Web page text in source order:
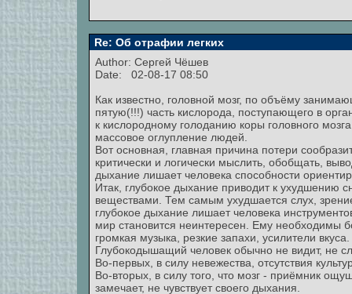
Re: Об отрафии легких
Author: Сергей Чёшев
Date: 02-08-17 08:50
Как известно, головной мозг, по объёму
пятую(!!!) часть кислорода, поступающего в
к кислородному голоданию коры головного
массовое оглупление людей.
Вот основная, главная причина потери
критически и логически мыслить, обобщать,
дыхание лишает человека способности
Итак, глубокое дыхание приводит к ухудшению
веществами. Тем самым ухудшается слух,
глубокое дыхание лишает человека
мир становится неинтересен. Ему необходимы
громкая музыка, резкие запахи, усилители
Глубокодышащий человек обычно не видит, не
Во-первых, в силу невежества, отсутствия
Во-вторых, в силу того, что мозг - приёмник
замечает, не чувствует своего дыхания.